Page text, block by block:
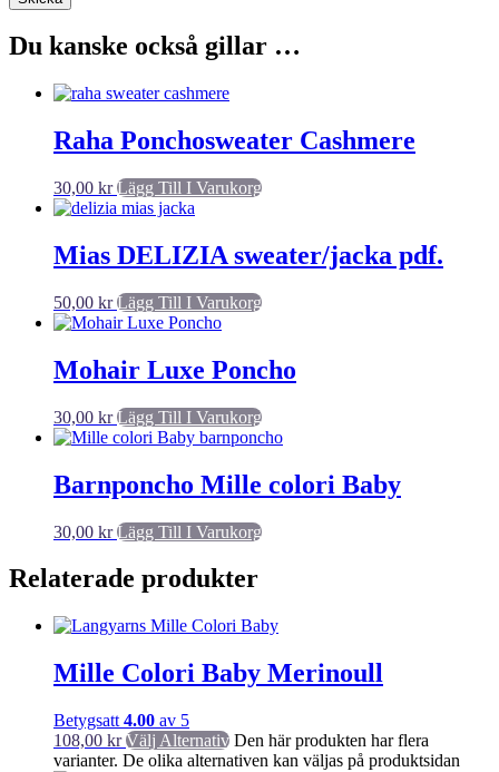
Du kanske också gillar …
Raha Ponchosweater Cashmere
30,00 kr Lägg Till I Varukorg
Mias DELIZIA sweater/jacka pdf.
50,00 kr Lägg Till I Varukorg
Mohair Luxe Poncho
30,00 kr Lägg Till I Varukorg
Barnponcho Mille colori Baby
30,00 kr Lägg Till I Varukorg
Relaterade produkter
Mille Colori Baby Merinoull
Betygsatt 4.00 av 5
108,00 kr Välj Alternativ Den här produkten har flera
varianter. De olika alternativen kan väljas på produktsidan